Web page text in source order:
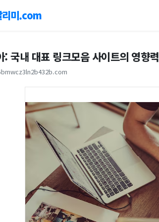
리미.com
: 국내 대표 링크모음 사이트의 영향력